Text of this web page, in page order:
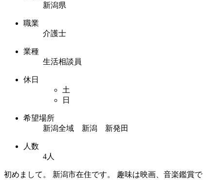
新潟県
職業
介護士
業種
生活相談員
休日
土
日
希望場所
新潟全域 新潟 新発田
人数
4人
初めまして。 新潟市在住です。 趣味は映画、音楽鑑賞で